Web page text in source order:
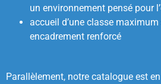
un environnement pensé pour
accueil d’une classe
encadrement renforcé
Parallèlement, notre catalogue est